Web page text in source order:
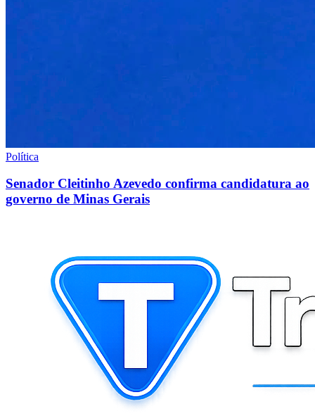
Política
Senador Cleitinho Azevedo confirma candidatura ao
governo de Minas Gerais